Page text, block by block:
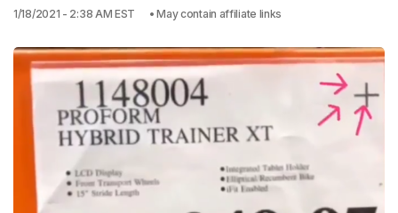
1/18/2021 - 2:38 AM EST • May contain affiliate links